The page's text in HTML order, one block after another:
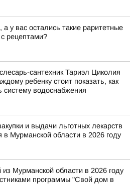
а у вас остались такие раритетные
рецептами?
сантехник Тариэл Циколия
ребенку стоит показать, как
систему водоснабжения
и выдачи льготных лекарств
в Мурманской области в 2026 году
из Мурманской области в 2026 году
программы "Свой дом в